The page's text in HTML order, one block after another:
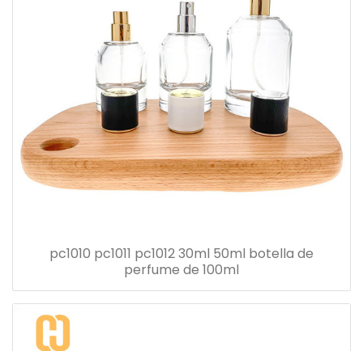
pc1010 pc1011 pc1012 30ml 50ml botella de
perfume de 100ml